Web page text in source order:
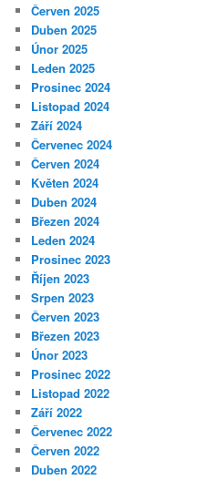
Červen 2025
Duben 2025
Únor 2025
Leden 2025
Prosinec 2024
Listopad 2024
Září 2024
Červenec 2024
Červen 2024
Květen 2024
Duben 2024
Březen 2024
Leden 2024
Prosinec 2023
Říjen 2023
Srpen 2023
Červen 2023
Březen 2023
Únor 2023
Prosinec 2022
Listopad 2022
Září 2022
Červenec 2022
Červen 2022
Duben 2022